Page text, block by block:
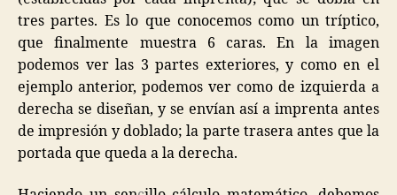
tres partes. Es lo que conocemos como un tríptico,
que finalmente muestra 6 caras. En la imagen
podemos ver las 3 partes exteriores, y como en el
ejemplo anterior, podemos ver como de izquierda a
derecha se diseñan, y se envían así a imprenta antes
de impresión y doblado; la parte trasera antes que la
portada que queda a la derecha.